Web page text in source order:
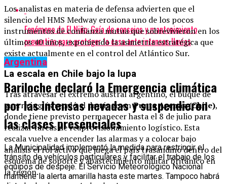
Los analistas en materia de defensa advierten que el
silencio del HMS Medway erosiona uno de los pocos
instrumentos de confianza mutua que sobrevivieron en los
últimos 40 años, exponiendo la asimetría estratégica que
existe actualmente en el control del Atlántico Sur.
La escala en Chile bajo la lupa
Tras atravesar el extremo austral argentino, el buque de
guerra inglés recaló el domingo enPunta Arenas (Chile),
donde tiene previsto permanecer hasta el 8 de julio para
realizar tareas de reaprovisionamiento logístico. Esta
escala vuelve a encender las alarmas y a colocar bajo
análisis el rol activo que juega el país trasandino dentro del
esquema de soporte y abastecimiento militar británico en
la región.
Fenómeno de El Niño: Guía de consejos y mantenimiento
preventivo para proteger la casa ante intensas lluvias
Argentina
Bariloche declaró la Emergencia climática
por las intensas nevadas y suspendieron
las clases presenciales
La Municipalidad implementó la medida para restringir el
tránsito de vehículos particulares y facilitar el trabajo de los
equipos de despeje. El Servicio Meteorológico Nacional
mantiene la alerta amarilla hasta este martes. Tampoco habrá